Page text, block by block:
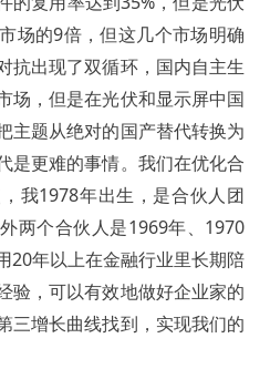
场的9倍，但这几个市场明确
抗出现了双循环，国内自主生
场，但是在光伏和显示屏中国
主题从绝对的国产替代转换为
是更难的事情。我们在优化合
我1978年出生，是合伙人团
两个合伙人是1969年、1970
20年以上在金融行业里长期陪
验，可以有效地做好企业家的
三增长曲线找到，实现我们的